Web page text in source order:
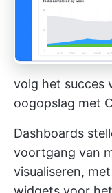
volg het succes
oogopslag met
Dashboards
voortgang van
visualiseren,